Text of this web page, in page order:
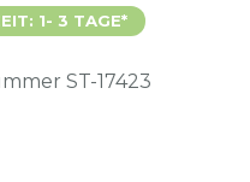
1- 3 TAGE*
ST-17423